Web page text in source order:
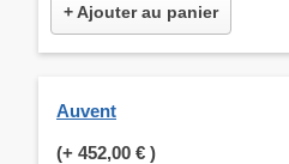
+ Ajouter au panier
Auvent
(+ 452,00 € )